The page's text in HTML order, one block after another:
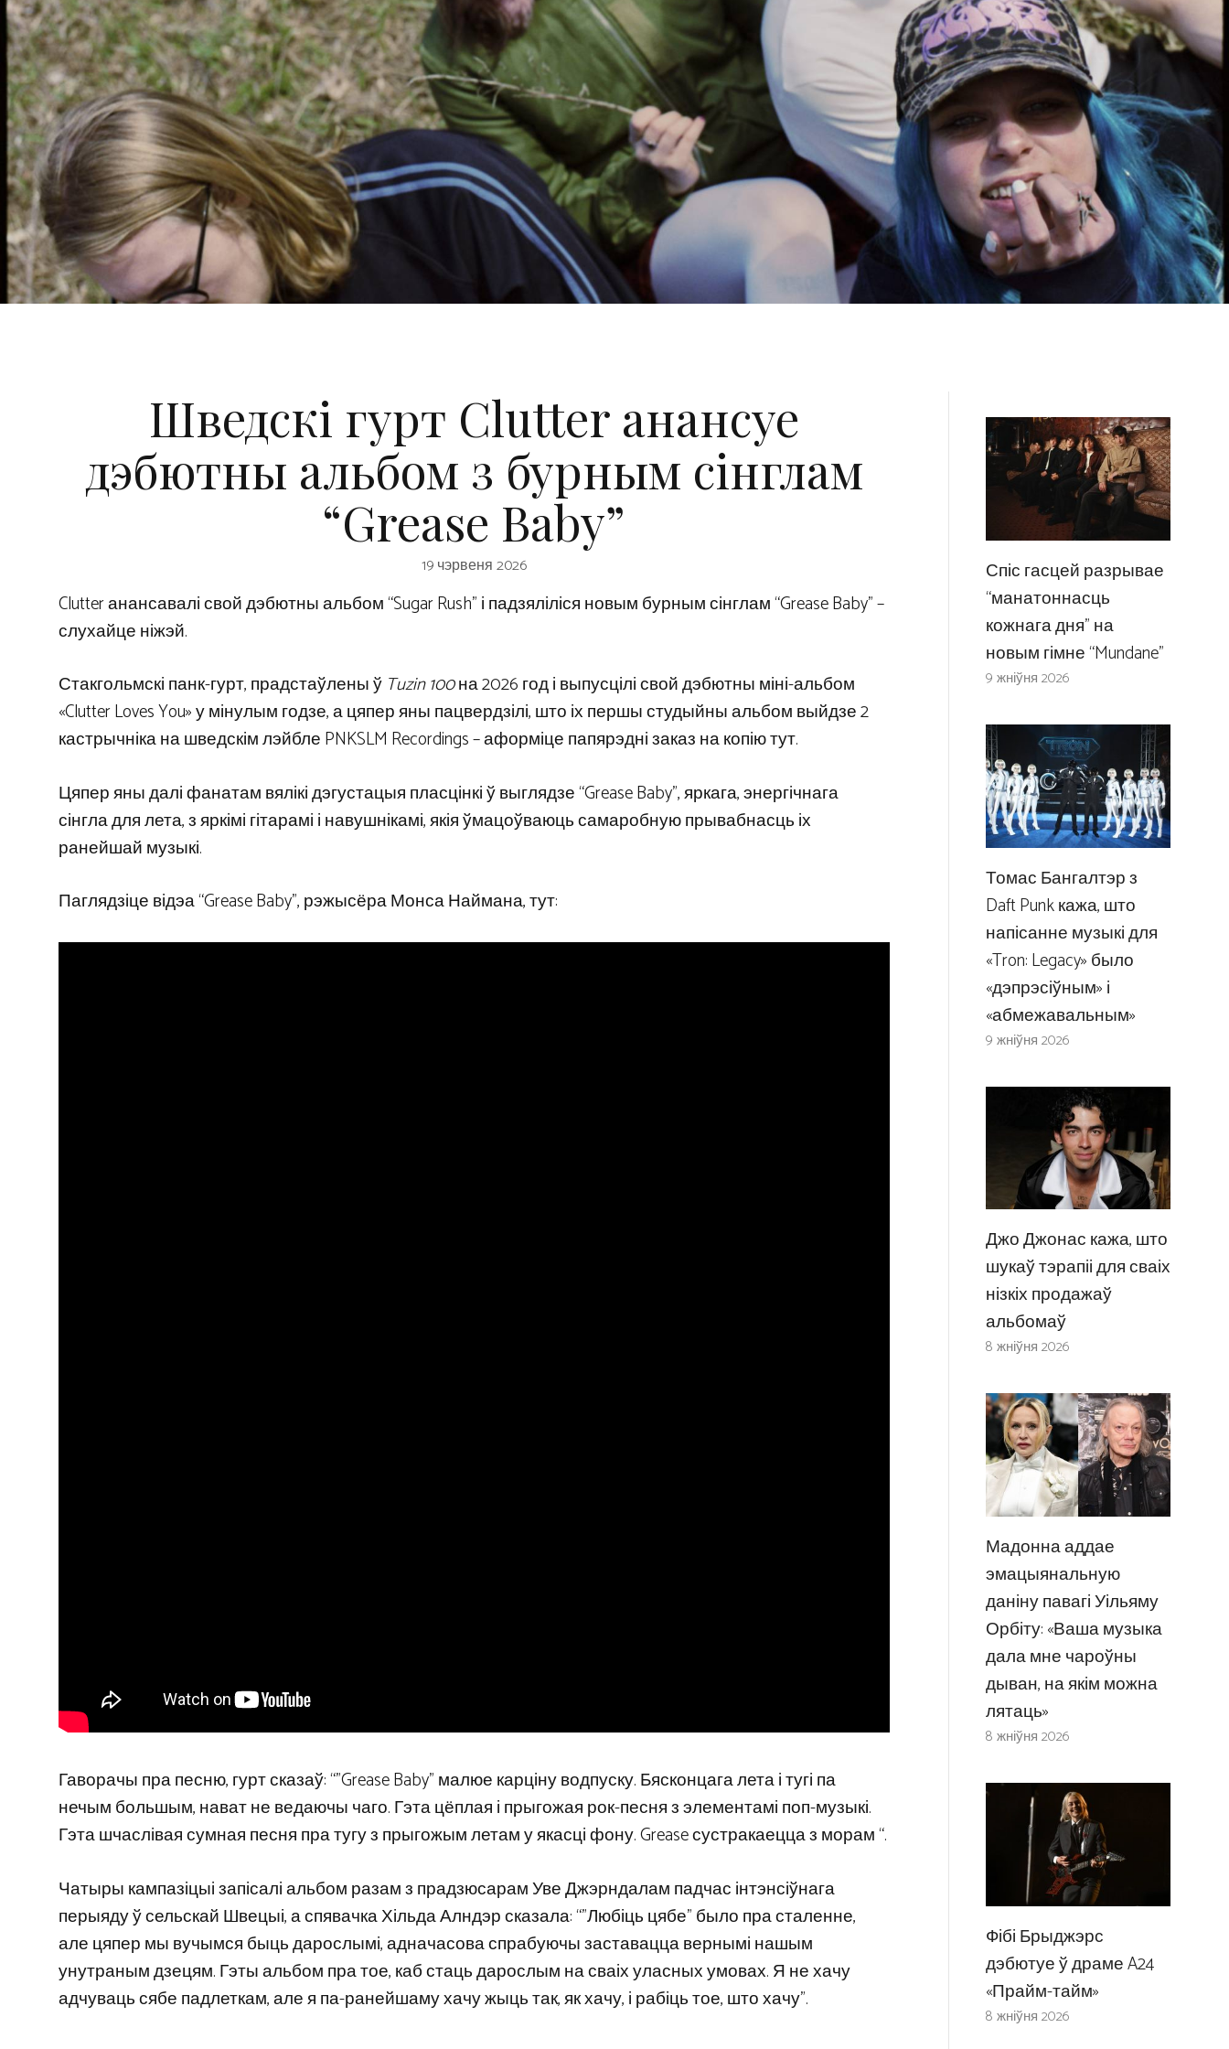
Шведскі гурт Clutter анансуе
дэбютны альбом з бурным сінглам
“Grease Baby”
19 чэрвеня 2026
Clutter анансавалі свой дэбютны альбом “Sugar Rush” і падзяліліся новым бурным сінглам “Grease Baby” –
слухайце ніжэй.
Стакгольмскі панк-гурт, прадстаўлены ў Tuzin 100на 2026 год і выпусцілі свой дэбютны міні-альбом
«Clutter Loves You» у мінулым годзе, а цяпер яны пацвердзілі, што іх першы студыйны альбом выйдзе 2
кастрычніка на шведскім лэйбле PNKSLM Recordings – аформіце папярэдні заказ на копію тут.
Цяпер яны далі фанатам вялікі дэгустацыя пласцінкі ў выглядзе “Grease Baby”, яркага, энергічнага
сінгла для лета, з яркімі гітарамі і навушнікамі, якія ўмацоўваюць самаробную прывабнасць іх
ранейшай музыкі.
Паглядзіце відэа “Grease Baby”, рэжысёра Монса Наймана, тут:
Гаворачы пра песню, гурт сказаў: “”Grease Baby” малюе карціну водпуску. Бясконцага лета і тугі па
нечым большым, нават не ведаючы чаго. Гэта цёплая і прыгожая рок-песня з элементамі поп-музыкі.
Гэта шчаслівая сумная песня пра тугу з прыгожым летам у якасці фону. Grease сустракаецца з морам “.
Чатыры кампазіцыі запісалі альбом разам з прадзюсарам Уве Джэрндалам падчас інтэнсіўнага
перыяду ў сельскай Швецыі, а спявачка Хільда ​​Алндэр сказала: “”Любіць цябе” было пра сталенне,
але цяпер мы вучымся быць дарослымі, адначасова спрабуючы заставацца вернымі нашым
унутраным дзецям. Гэты альбом пра тое, каб стаць дарослым на сваіх уласных умовах. Я не хачу
адчуваць сябе падлеткам, але я па-ранейшаму хачу жыць так, як хачу, і рабіць тое, што хачу”.
Спіс гасцей разрывае
“манатоннасць
кожнага дня” на
новым гімне “Mundane”
9 жніўня 2026
Томас Бангалтэр з
Daft Punk кажа, што
напісанне музыкі для
«Tron: Legacy» было
«дэпрэсіўным» і
«абмежавальным»
9 жніўня 2026
Джо Джонас кажа, што
шукаў тэрапіі для сваіх
нізкіх продажаў
альбомаў
8 жніўня 2026
Мадонна аддае
эмацыянальную
даніну павагі Уільяму
Орбіту: «Ваша музыка
дала мне чароўны
дыван, на якім можна
лятаць»
8 жніўня 2026
Фібі Брыджэрс
дэбютуе ў драме A24
«Прайм-тайм»
8 жніўня 2026